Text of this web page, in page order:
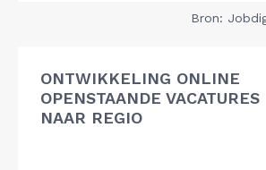
Bron:
ONTWIKKELING ONLINE
OPENSTAANDE VACATURES
NAAR REGIO